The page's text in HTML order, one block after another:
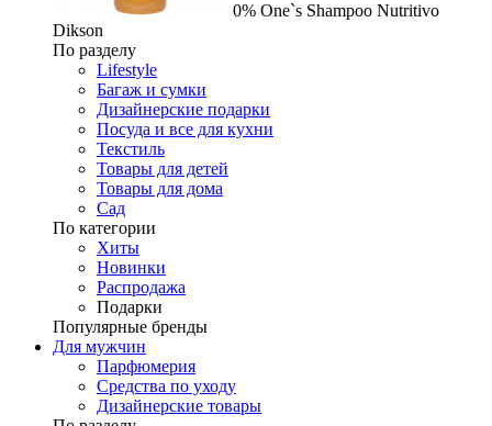
0% One`s Shampoo Nutritivo
Dikson
По разделу
Lifestyle
Багаж и сумки
Дизайнерские подарки
Посуда и все для кухни
Текстиль
Товары для детей
Товары для дома
Сад
По категории
Хиты
Новинки
Распродажа
Подарки
Популярные бренды
Для мужчин
Парфюмерия
Средства по уходу
Дизайнерские товары